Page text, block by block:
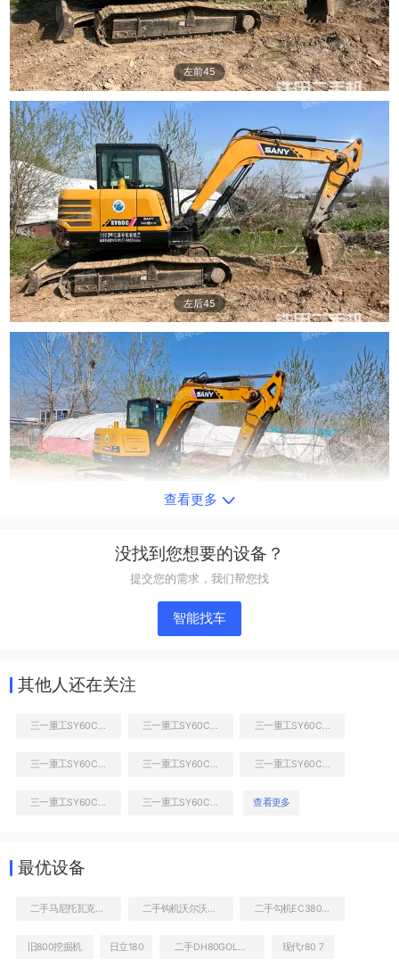
左前45
左后45
右前45
查看更多
没找到您想要的设备？
提交您的需求，我们帮您找
智能找车
其他人还在关注
三一重工SY60C Pro挖掘机 三一重工SY60C Pro挖掘机 三一重工SY60C Pro挖掘机
三一重工SY60C Pro挖掘机 三一重工SY60C Pro挖掘机 三一重工SY60C Pro挖掘机
三一重工SY60C Pro挖掘机 三一重工SY60C Pro挖掘机 查看更多
最优设备
二手马尼托瓦克8000型起重机 二手勾机EC380DL价格表
旧800挖掘机 日立180 现代r80 7